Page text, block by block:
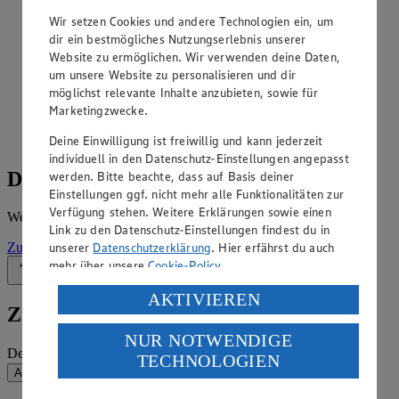
Angebote der Woche im Prospekt
ansehen
Siehe dir die Angebote der Woche deines Marktes im
digitalen Blätterkatalog an.
Details zum Markt
Weitere Informationen – alles auf einem Blick.
Zur Marktseite
Zum Newsletter anmelden
Deine E-Mail-Adresse (Pflichtfeld)
Absenden
Wir setzen Cookies und andere Technologien ein, um
dir ein bestmögliches Nutzungserlebnis unserer
Website zu ermöglichen. Wir verwenden deine Daten,
um unsere Website zu personalisieren und dir
möglichst relevante Inhalte anzubieten, sowie für
Marketingzwecke.
Deine Einwilligung ist freiwillig und kann jederzeit
individuell in den Datenschutz-Einstellungen angepasst
werden. Bitte beachte, dass auf Basis deiner
Einstellungen ggf. nicht mehr alle Funktionalitäten zur
Verfügung stehen. Weitere Erklärungen sowie einen
Link zu den Datenschutz-Einstellungen findest du in
unserer Datenschutzerklärung. Hier erfährst du auch
mehr über unsereCookie-Policy.
Verarbeitung deiner personenbezogenen Daten in den
USA durch Facebook und YouTube:
Wenn du auf „Aktivieren“ klickst, willigst du im Sinne
des Art. 49 Abs. 1 Satz 1 lit. a) DSGVO ein, dass deine
Daten in den USA verarbeitet werden. Der EuGH sieht
AKTIVIEREN
NUR NOTWENDIGE
TECHNOLOGIEN